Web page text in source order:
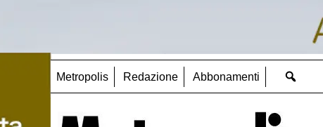
Metropolis Redazione Abbonamenti